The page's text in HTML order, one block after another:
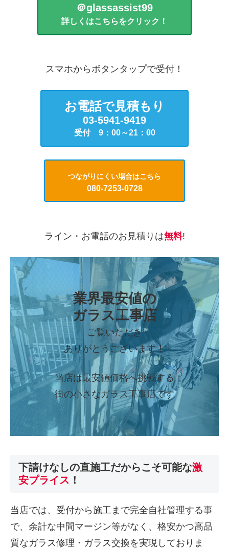
＠glassassist99
詳しくはこちらをクリック！
スマホからボタンタップで受付！
お電話で見積もり
03-5941-9419
受付 9：00～21：00
つながりにくい場合はこちら
080-7253-0728
ライン・お電話のお見積りは無料!
業界最安値の
ガラス工事店
ご覧いただき
ありがとうございます！
当店は最安値価格へ挑戦する
街の小さなガラス工事店です
下請けなしの直施工だからこそ可能な激
安プライス ！
当店では、受付から施工まで完全自社管理する事
で、余計な中間マージン等がなく、格安かつ高品
質なガラス修理・ガラス交換を実現しておりま